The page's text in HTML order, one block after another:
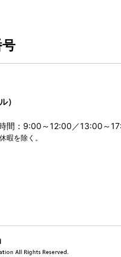
）
間：9:00～12:00／13:00～
暇を除く。